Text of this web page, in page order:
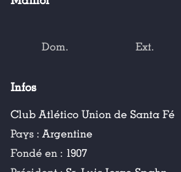
Dom. Ext.
Infos
Club Atlético Union de Santa Fé
Pays : Argentine
Fondé en : 1907